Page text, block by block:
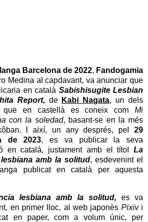
Barcelona de 2022, Fandogamia
Medina al capdavant, va anunciar que
en català Sabishisugite Lesbian
Report, de Kabi Nagata, un dels
que en castellà es coneix com Mi
con la soledad, basant-se en la més
I així, un any després, pel 29
de 2023, es va publicar la seva
en català, justament amb el títol La
amb la solitud, esdevenint el
publicat en català per aquesta
lesbiana amb la solitud, es va
en primer lloc, al web japonès Pixivi
en paper, com a volum únic, per